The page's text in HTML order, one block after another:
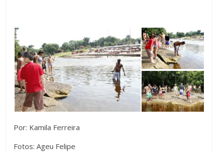
Por: Kamila Ferreira
Fotos: Ageu Felipe